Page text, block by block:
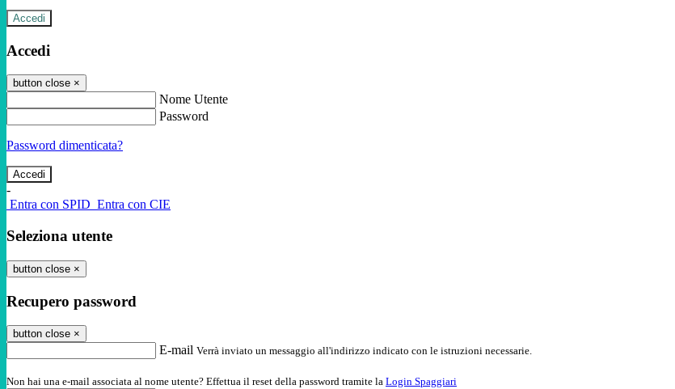
Accedi
Accedi
button close ×
Nome Utente
Password
Password dimenticata?
-
Entra con SPID Entra con CIE
Seleziona utente
button close ×
Recupero password
button close ×
E-mail Verrà inviato un messaggio all'indirizzo indicato con le istruzioni necessarie.
Non hai una e-mail associata al nome utente? Effettua il reset della password tramite la Login Spaggiari